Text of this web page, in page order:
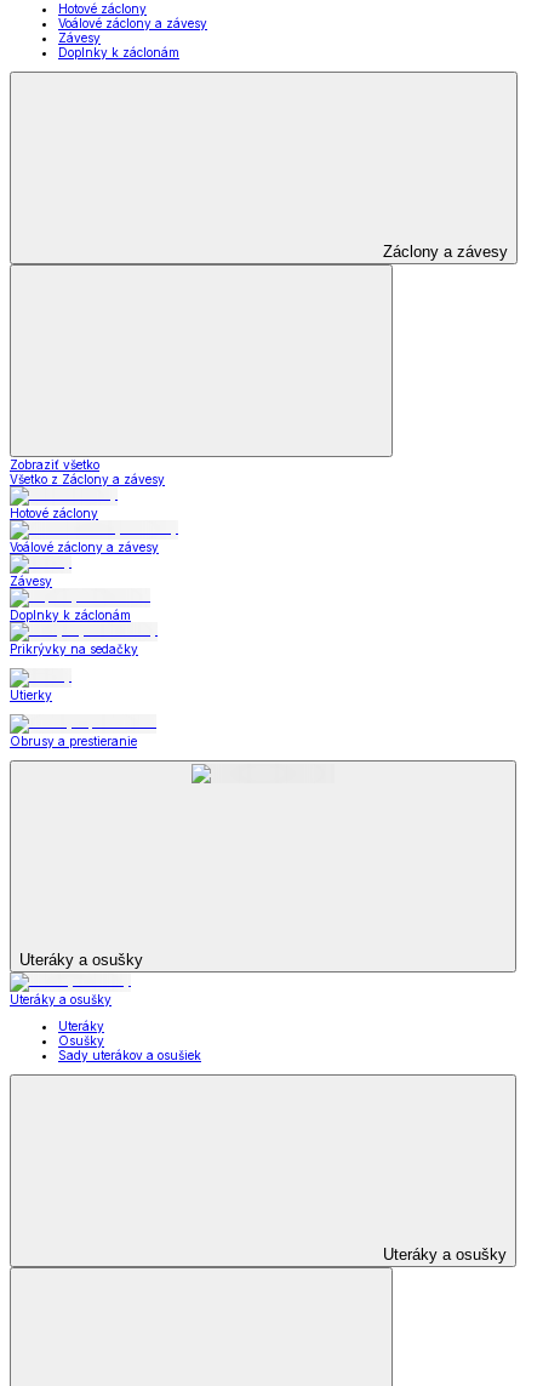
Hotové záclony
Voálové záclony a závesy
Závesy
Doplnky k záclonám
Záclony a závesy
Zobraziť všetko
Všetko z Záclony a závesy
Hotové záclony
Voálové záclony a závesy
Závesy
Doplnky k záclonám
Prikrývky na sedačky
Utierky
Obrusy a prestieranie
Uteráky a osušky
Uteráky a osušky
Uteráky
Osušky
Sady uterákov a osušiek
Uteráky a osušky